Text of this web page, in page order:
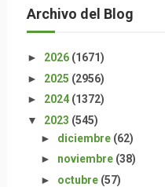
Archivo del Blog
► 2026 (1671)
► 2025 (2956)
► 2024 (1372)
▼ 2023 (545)
► diciembre (62)
► noviembre (38)
► octubre (57)